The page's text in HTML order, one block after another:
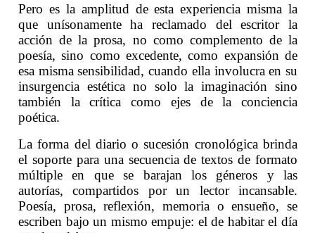
Pero es la amplitud de esta experiencia misma la
que unísonamente ha reclamado del escritor la
acción de la prosa, no como complemento de la
poesía, sino como excedente, como expansión de
esa misma sensibilidad, cuando ella involucra en su
insurgencia estética no solo la imaginación sino
también la crítica como ejes de la conciencia
poética.
La forma del diario o sucesión cronológica brinda
el soporte para una secuencia de textos de formato
múltiple en que se barajan los géneros y las
autorías, compartidos por un lector incansable.
Poesía, prosa, reflexión, memoria o ensueño, se
escriben bajo un mismo empuje: el de habitar el día